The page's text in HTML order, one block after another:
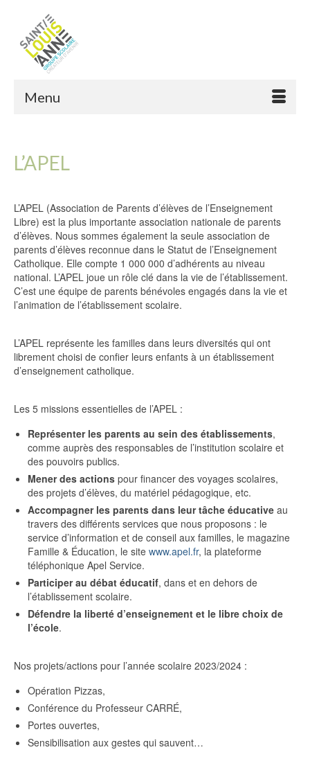
Menu
L’APEL
L’APEL (Association de Parents d’élèves de l’Enseignement
Libre) est la plus importante association nationale de parents
d’élèves. Nous sommes également la seule association de
parents d’élèves reconnue dans le Statut de l’Enseignement
Catholique. Elle compte 1 000 000 d’adhérents au niveau
national. L’APEL joue un rôle clé dans la vie de l’établissement.
C’est une équipe de parents bénévoles engagés dans la vie et
l’animation de l’établissement scolaire.
L’APEL représente les familles dans leurs diversités qui ont
librement choisi de confier leurs enfants à un établissement
d’enseignement catholique.
Les 5 missions essentielles de l’APEL :
Représenter les parents au sein des établissements,
comme auprès des responsables de l’institution scolaire et
des pouvoirs publics.
Mener des actions pour financer des voyages scolaires,
des projets d’élèves, du matériel pédagogique, etc.
Accompagner les parents dans leur tâche éducative au
travers des différents services que nous proposons : le
service d’information et de conseil aux familles, le magazine
Famille & Éducation, le site www.apel.fr, la plateforme
téléphonique Apel Service.
Participer au débat éducatif, dans et en dehors de
l’établissement scolaire.
Défendre la liberté d’enseignement et le libre choix de
l’école.
Nos projets/actions pour l’année scolaire 2023/2024 :
Opération Pizzas,
Conférence du Professeur CARRÉ,
Portes ouvertes,
Sensibilisation aux gestes qui sauvent…